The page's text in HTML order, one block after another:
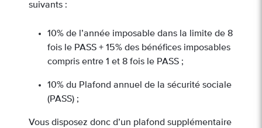
suivants :
10% de l’année imposable dans la limite de 8
fois le PASS + 15% des bénéfices imposables
compris entre 1 et 8 fois le PASS ;
10% du Plafond annuel de la sécurité sociale
(PASS) ;
Vous disposez donc d’un plafond supplémentaire